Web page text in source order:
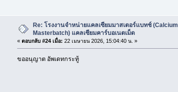
Re: โรงงานจำหน่ายแคลเซียมมาสเตอร์แบทช์ (Calcium
Masterbatch) แคลเซียมคาร์บอเนตเม็ด
« ตอบกลับ #24 เมื่อ: 22 เมษายน 2026, 15:04:40 น. »
ขออนุญาต อัพเดทกระทู้